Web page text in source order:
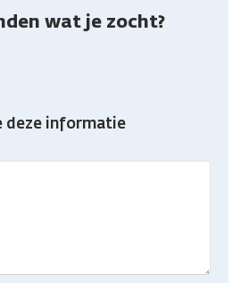
wat je zocht?
deze informatie